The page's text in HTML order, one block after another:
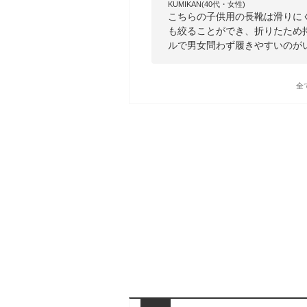
KUMIKAN(40代・女性)
こちらの子供用の長靴は滑り
も絞ることができ、折りたた
ルで男女問わず履きやすいのが
全